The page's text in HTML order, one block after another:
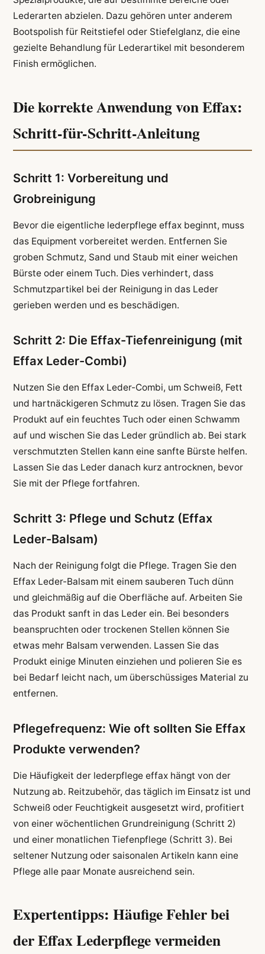
Lederarten abzielen. Dazu gehören unter anderem
Bootspolish für Reitstiefel oder Stiefelglanz, die eine
gezielte Behandlung für Lederartikel mit besonderem
Finish ermöglichen.
Die korrekte Anwendung von Effax:
Schritt-für-Schritt-Anleitung
Schritt 1: Vorbereitung und
Grobreinigung
Bevor die eigentliche lederpflege effax beginnt, muss
das Equipment vorbereitet werden. Entfernen Sie
groben Schmutz, Sand und Staub mit einer weichen
Bürste oder einem Tuch. Dies verhindert, dass
Schmutzpartikel bei der Reinigung in das Leder
gerieben werden und es beschädigen.
Schritt 2: Die Effax-Tiefenreinigung (mit
Effax Leder-Combi)
Nutzen Sie den Effax Leder-Combi, um Schweiß, Fett
und hartnäckigeren Schmutz zu lösen. Tragen Sie das
Produkt auf ein feuchtes Tuch oder einen Schwamm
auf und wischen Sie das Leder gründlich ab. Bei stark
verschmutzten Stellen kann eine sanfte Bürste helfen.
Lassen Sie das Leder danach kurz antrocknen, bevor
Sie mit der Pflege fortfahren.
Schritt 3: Pflege und Schutz (Effax
Leder-Balsam)
Nach der Reinigung folgt die Pflege. Tragen Sie den
Effax Leder-Balsam mit einem sauberen Tuch dünn
und gleichmäßig auf die Oberfläche auf. Arbeiten Sie
das Produkt sanft in das Leder ein. Bei besonders
beanspruchten oder trockenen Stellen können Sie
etwas mehr Balsam verwenden. Lassen Sie das
Produkt einige Minuten einziehen und polieren Sie es
bei Bedarf leicht nach, um überschüssiges Material zu
entfernen.
Pflegefrequenz: Wie oft sollten Sie Effax
Produkte verwenden?
Die Häufigkeit der lederpflege effax hängt von der
Nutzung ab. Reitzubehör, das täglich im Einsatz ist und
Schweiß oder Feuchtigkeit ausgesetzt wird, profitiert
von einer wöchentlichen Grundreinigung (Schritt 2)
und einer monatlichen Tiefenpflege (Schritt 3). Bei
seltener Nutzung oder saisonalen Artikeln kann eine
Pflege alle paar Monate ausreichend sein.
Expertentipps: Häufige Fehler bei
der Effax Lederpflege vermeiden